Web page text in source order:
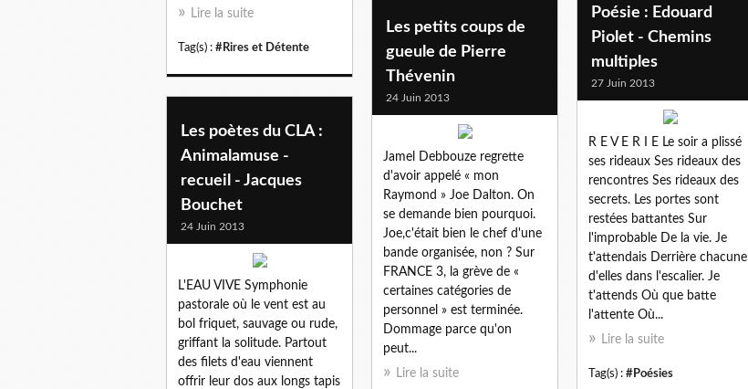
Lire la suite
Tag(s) : #Rires et Détente
Poésie : Edouard
Piolet - Chemins
multiples
27 Juin 2013
R E V E R I E Le soir a plissé
ses rideaux Ses rideaux des
rencontres Ses rideaux des
secrets. Les portes sont
restées battantes Sur
l'improbable De la vie. Je
t'attendais Derrière chacune
d'elles dans l'escalier. Je
t'attends Où que batte
l'attente Où...
Lire la suite
Tag(s) : #Poésies
Les petits coups de
gueule de Pierre
Thévenin
24 Juin 2013
Jamel Debbouze regrette
d'avoir appelé « mon
Raymond » Joe Dalton. On
se demande bien pourquoi.
Joe,c'était bien le chef d'une
bande organisée, non ? Sur
FRANCE 3, la grève de «
certaines catégories de
personnel » est terminée.
Dommage parce qu'on
peut...
Lire la suite
Les poètes du CLA :
Animalamuse -
recueil - Jacques
Bouchet
24 Juin 2013
L'EAU VIVE Symphonie
pastorale où le vent est au
bol friquet, sauvage ou rude,
griffant la solitude. Partout
des filets d'eau viennent
offrir leur dos aux longs tapis